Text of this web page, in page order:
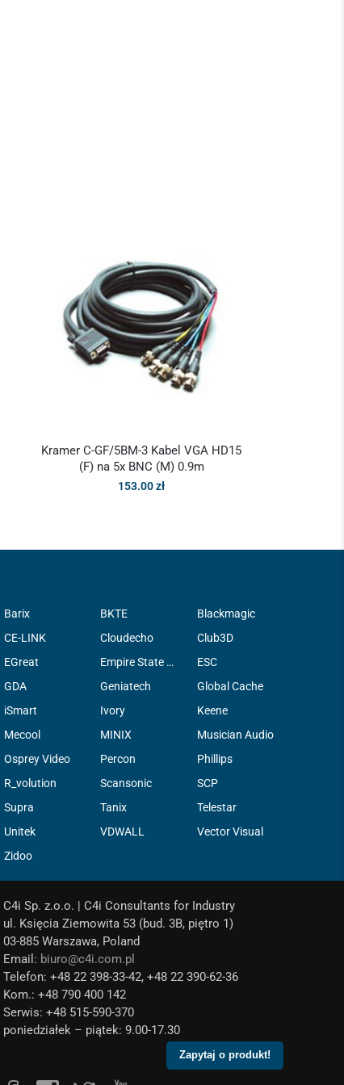
Zapytaj o produkt!
Kramer C-GF/5BM-3 Kabel VGA HD15
(F) na 5x BNC (M) 0.9m
153.00zł
Barix BKTE
Blackmagic
CE-LINK Cloudecho
Club3D
EGreat Empire State Filter Company, INC.
ESC
GDA Geniatech
Global Cache
iSmart Ivory
Keene
Mecool MINIX
Musician Audio
Osprey Video Percon
Phillips
R_volution Scansonic
SCP
Supra Tanix
Telestar
Unitek VDWALL
Vector Visual
Zidoo
C4i Sp. z.o.o. | C4i Consultants for Industry
ul. Księcia Ziemowita 53 (bud. 3B, piętro 1)
03-885 Warszawa, Poland
Email: biuro@c4i.com.pl
Telefon: +48 22 398-33-42, +48 22 390-62-36
Kom.: +48 790 400 142
Serwis: +48 515-590-370
poniedziałek – piątek: 9.00-17.30